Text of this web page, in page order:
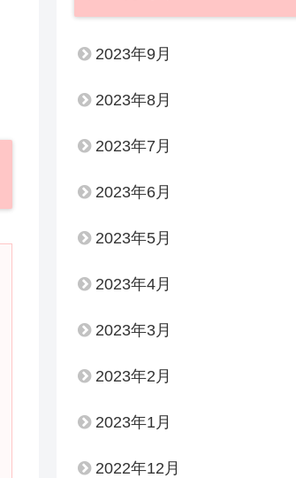
2023年9月
2023年8月
2023年7月
2023年6月
2023年5月
2023年4月
2023年3月
2023年2月
2023年1月
2022年12月